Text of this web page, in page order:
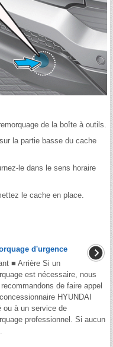
de la boîte à outils.
la partie basse du cache
le dans le sens horaire
le cache en place.
d'urgence
■ Arrière Si un
est nécessaire, nous
de faire appel
HYUNDAI
ou à un service de
professionnel. Si aucun